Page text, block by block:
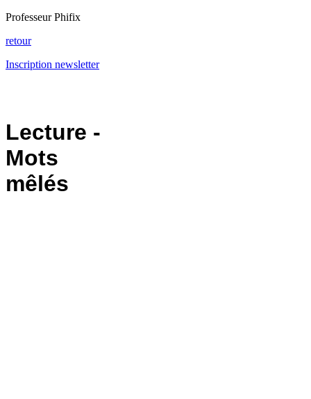
Professeur Phifix
retour
Inscription newsletter
Lecture -
Mots
mêlés